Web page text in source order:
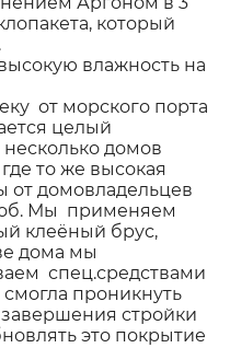
который
влажность на
от морского порта
целый
домов
то же высокая
от домовладельцев
Мы применяем
клеёный брус,
дома мы
спец.средствами
проникнуть
стройки
это покрытие